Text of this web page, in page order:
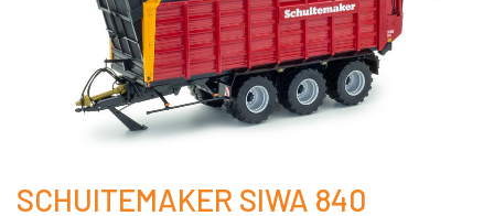
SCHUITEMAKER SIWA 840